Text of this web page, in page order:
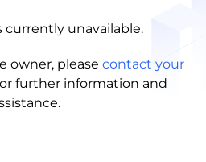
currently unavailable.
owner, please contact your
further information and